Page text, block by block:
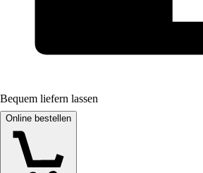
Bequem liefern lassen
Online bestellen